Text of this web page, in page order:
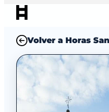
Volver a Horas